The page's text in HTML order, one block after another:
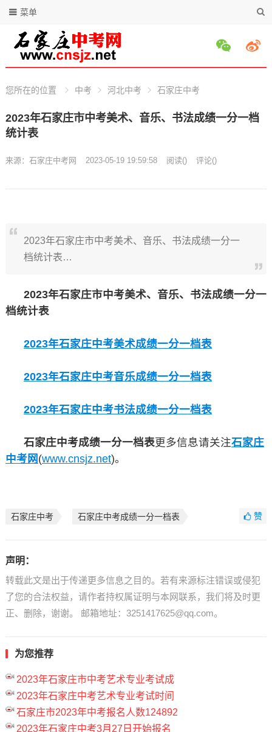
菜单
您所在的位置 中考 河北中考 石家庄中考
2023年石家庄市中考美术、音乐、书法成绩一分一档
统计表
来源： 石家庄中考网 2023-05-19 19:59:58 阅读() 评论()
2023年石家庄市中考美术、音乐、书法成绩一分一
档统计表…
2023年石家庄市中考美术、音乐、书法成绩一分一
档统计表
2023年石家庄中考美术成绩一分一档表
2023年石家庄中考音乐成绩一分一档表
2023年石家庄中考书法成绩一分一档表
石家庄中考成绩一分一档表更多信息请关注石家庄
中考网 (www.cnsjz.net)。
石家庄中考 石家庄中考成绩一分一档表 赞
声明：
转载此文是出于传递更多信息之目的。若有来源标注错误或侵犯
了您的合法权益，请作者持权属证明与本网联系，我们将及时更
正、删除，谢谢。 邮箱地址：3251417625@qq.com。
为您推荐
2023年石家庄市中考艺术专业考试成
2023年石家庄中考艺术专业考试时间
石家庄市2023年中考报名人数124892
2023年石家庄中考3月27日开始报名